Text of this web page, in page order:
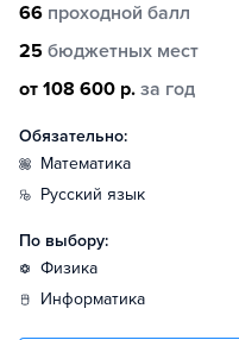
66 проходной балл
25 бюджетных мест
от 108 600 р. за год
Обязательно:
математика
русский язык
По выбору:
физика
информатика